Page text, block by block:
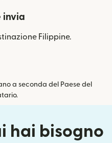
invia
Filippine.
a seconda del Paese del
hai bisogno